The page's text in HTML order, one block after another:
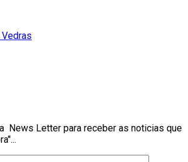
News Letter para receber as noticias que